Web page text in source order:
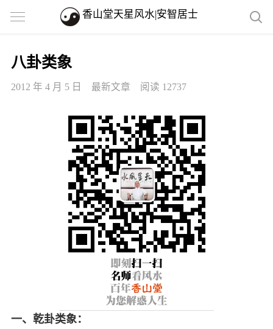
香山堂天星风水|安智居士
八卦类象
2012 年 4 月 5 日 最新文章 阅读 12737
一、乾卦类象：